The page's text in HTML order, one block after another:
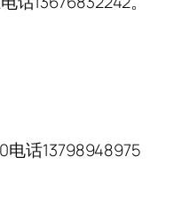
电话13798948975